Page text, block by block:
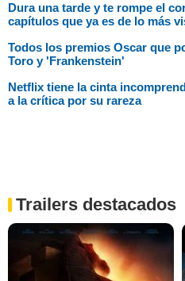
Dura una tarde y te rompe el
capítulos que ya es de lo más
Todos los premios Oscar que
Toro y 'Frankenstein'
Netflix tiene la cinta
a la crítica por su rareza
Trailers destacados